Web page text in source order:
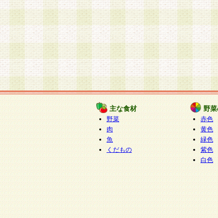
主な食材
野菜
肉
魚
くだもの
野
赤色
黄色
緑色
紫色
白色